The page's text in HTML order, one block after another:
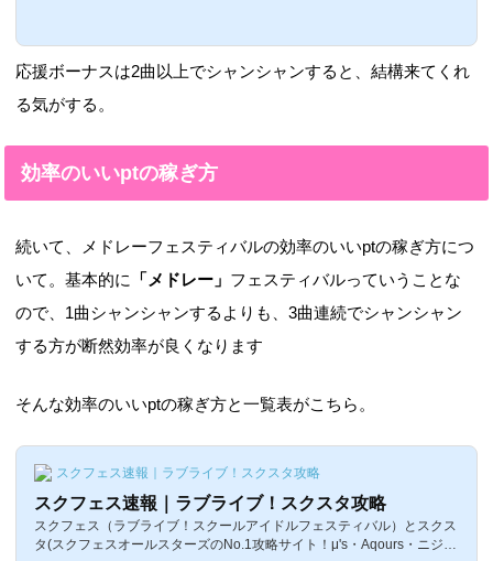
S・コンボSを狙っているとは思いますが今
回は、そんなメドレーフェスティバルの攻
略に役立つ「応援ボーナス」についてです
スで...
応援ボーナスは2曲以上でシャンシャンすると、結構来てくれ
る気がする。
効率のいいptの稼ぎ方
続いて、メドレーフェスティバルの効率のいいptの稼ぎ方につ
いて。基本的に
「メドレー」 フェスティバルっていうことな
ので、1曲シャンシャンするよりも、3曲連続でシャンシャン
する方が断然効率が良くなります
そんな効率のいいptの稼ぎ方と一覧表がこちら。
スクフェス速報｜ラブライブ！スクスタ攻略
スクフェス速報｜ラブライブ！スクスタ攻略
スクフェス（ラブライブ！スクールアイドルフェスティバル）とスクス
タ(スクフェスオールスターズのNo.1攻略サイト！μ's・Aqours・ニジガ